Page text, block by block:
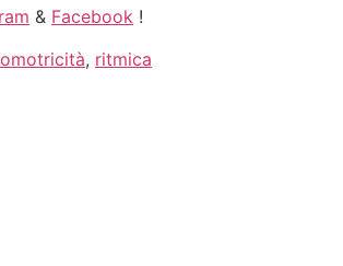
& Facebook !
, ritmica